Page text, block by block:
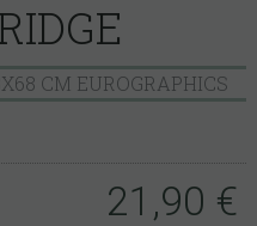
CM EUROGRAPHICS
21,90 €